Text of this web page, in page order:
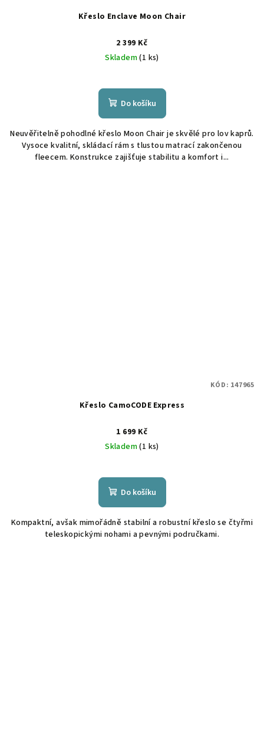
Křeslo Enclave Moon Chair
2 399 Kč
Skladem(1 ks)
Do košíku
Neuvěřitelně pohodlné křeslo Moon Chair je skvělé pro lov kaprů.
Vysoce kvalitní, skládací rám s tlustou matrací zakončenou
fleecem. Konstrukce zajišťuje stabilitu a komfort i...
Křeslo CamoCODE Express
1 699 Kč
Skladem(1 ks)
Do košíku
Kompaktní, avšak mimořádně stabilní a robustní křeslo se čtyřmi
teleskopickými nohami a pevnými područkami.
KÓD: 147965